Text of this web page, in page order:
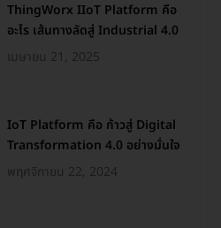
ThingWorx IIoT Platform คือ
อะไร เส้นทางลัดสู่ Industrial 4.0
เมษายน 21, 2025
IoT Platform คือ ก้าวสู่ Digital
Transformation 4.0 อย่างมั่นใจ
พฤศจิกายน 22, 2024